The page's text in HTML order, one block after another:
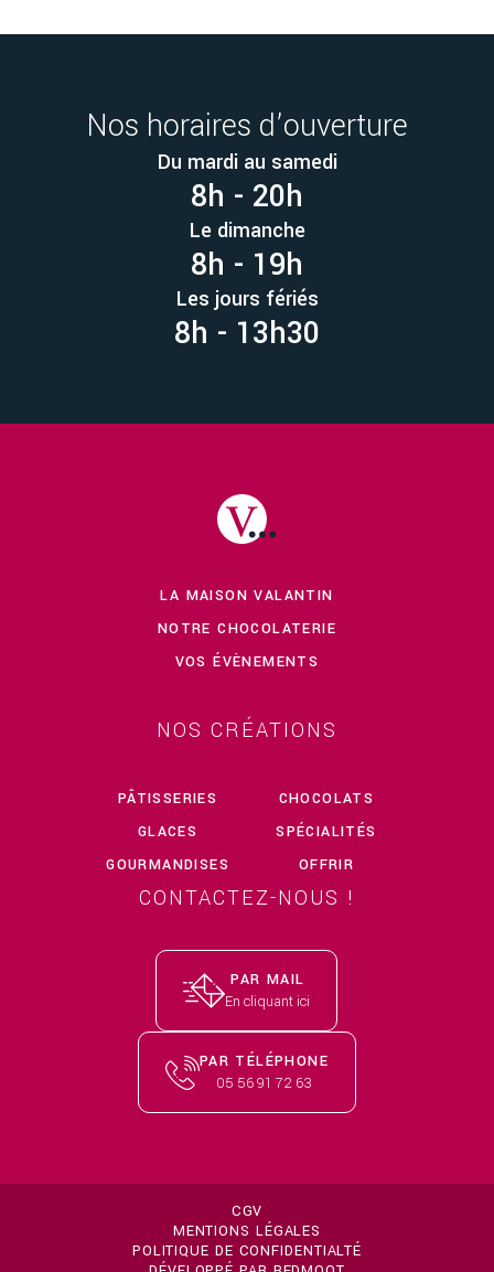
Nos horaires d’ouverture
Du mardi au samedi
8h - 20h
Le dimanche
8h - 19h
Les jours fériés
8h - 13h30
LA MAISON VALANTIN
NOTRE CHOCOLATERIE
VOS ÉVÈNEMENTS
NOS CRÉATIONS
PÂTISSERIES
CHOCOLATS
GLACES
SPÉCIALITÉS
GOURMANDISES
OFFRIR
CONTACTEZ-NOUS !
PAR MAIL
PAR TÉLÉPHONE
CGV
MENTIONS LÉGALES
POLITIQUE DE CONFIDENTIALTÉ